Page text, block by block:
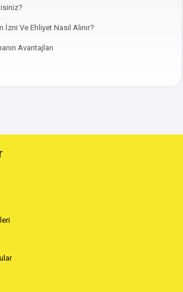
İzni Ve Ehliyet Nasıl Alınır?
Avantajları